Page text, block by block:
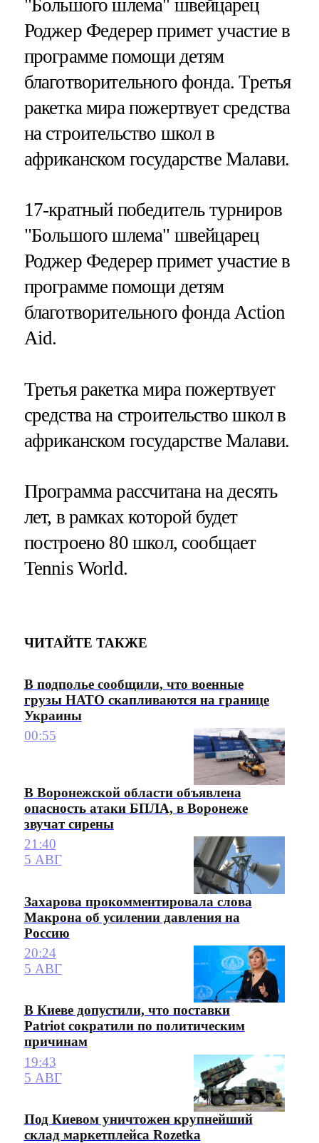
"Большого шлема" швейцарец
Роджер Федерер примет участие в
программе помощи детям
благотворительного фонда. Третья
ракетка мира пожертвует средства
на строительство школ в
африканском государстве Малави.
17-кратный победитель турниров
"Большого шлема" швейцарец
Роджер Федерер примет участие в
программе помощи детям
благотворительного фонда Action
Aid.
Третья ракетка мира пожертвует
средства на строительство школ в
африканском государстве Малави.
Программа рассчитана на десять
лет, в рамках которой будет
построено 80 школ, сообщает
Tennis World.
ЧИТАЙТЕ ТАКЖЕ
В подполье сообщили, что военные
грузы НАТО скапливаются на границе
Украины
00:55
В Воронежской области объявлена
опасность атаки БПЛА, в Воронеже
звучат сирены
21:40
5 АВГ
Захарова прокомментировала слова
Макрона об усилении давления на
Россию
20:24
5 АВГ
В Киеве допустили, что поставки
Patriot сократили по политическим
причинам
19:43
5 АВГ
Под Киевом уничтожен крупнейший
склад маркетплейса Rozetka